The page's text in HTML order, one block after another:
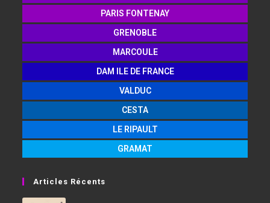
PARIS FONTENAY
GRENOBLE
MARCOULE
DAM ILE DE FRANCE
VALDUC
CESTA
LE RIPAULT
GRAMAT
Articles Récents